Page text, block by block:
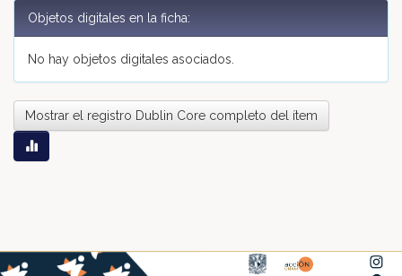
Objetos digitales en la ficha:
No hay objetos digitales asociados.
Mostrar el registro Dublin Core completo del ítem